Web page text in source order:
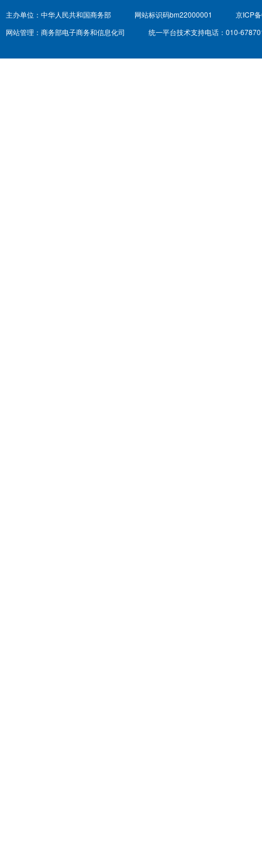
主办单位：中华人民共和国商务部 网站标识码bm22000001
京ICP
网站管理：商务部电子商务和信息化司
统一平台技术支持电话：010-